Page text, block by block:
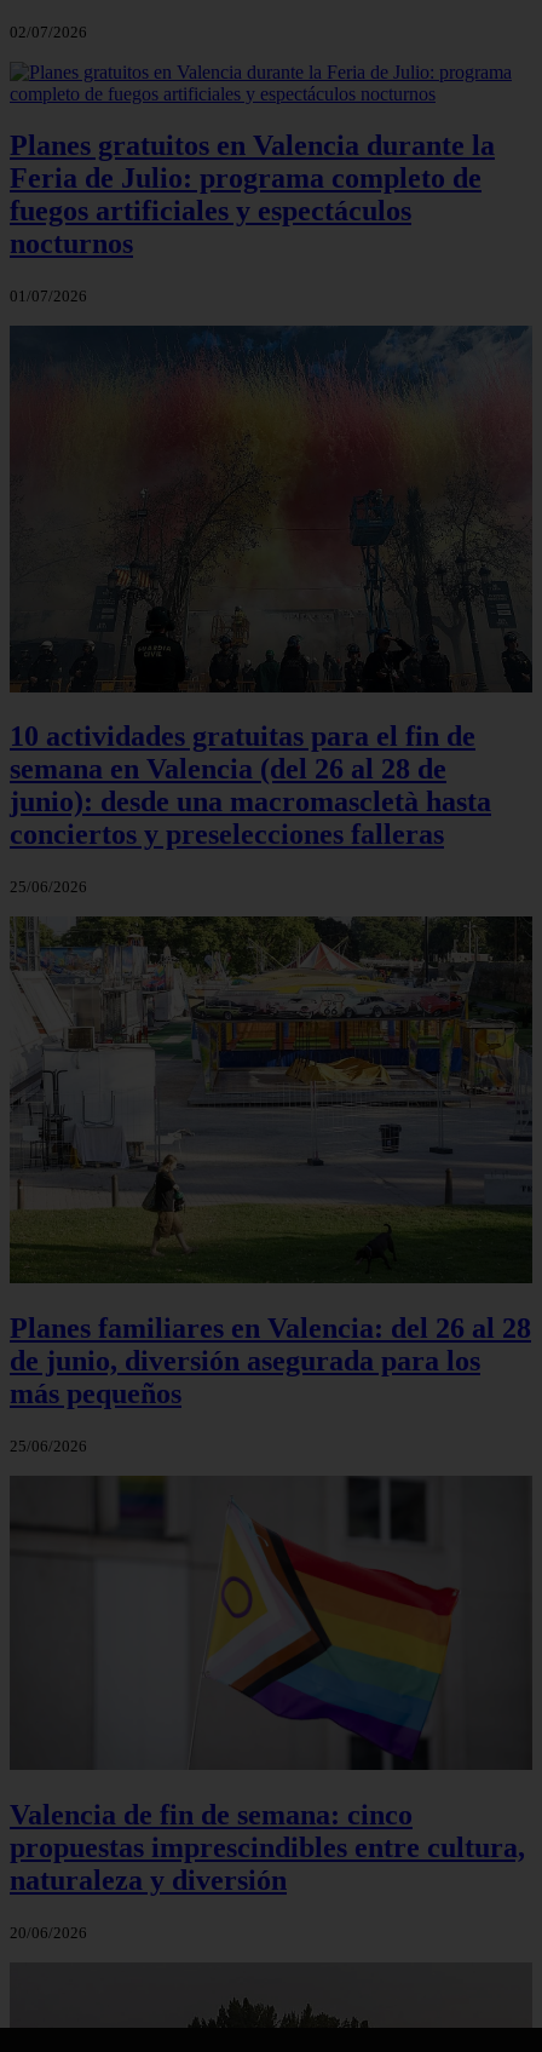
02/07/2026
Planes gratuitos en Valencia durante la
Feria de Julio: programa completo de
fuegos artificiales y espectáculos
nocturnos
01/07/2026
10 actividades gratuitas para el fin de
semana en Valencia (del 26 al 28 de
junio): desde una macromascletà hasta
conciertos y preselecciones falleras
25/06/2026
Planes familiares en Valencia: del 26 al 28
de junio, diversión asegurada para los
más pequeños
25/06/2026
Valencia de fin de semana: cinco
propuestas imprescindibles entre cultura,
naturaleza y diversión
20/06/2026